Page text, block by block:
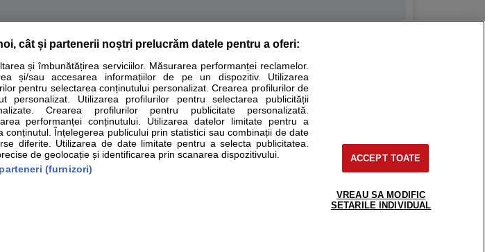
sfatulmedicului.ro au scop informativ si educational. Ele nu pot substitui consultul medical direct si
informatia primita pe sfatulmedicului.ro sa consultati fie medicul Dvs., fie unul dintre medicii pe care
Parteneri
Inscriere clinica
Pentru pacient
support@sfatulmedicului.ro
0374 109 268
cât și partenerii noștri prelucrăm datele pentru a oferi:
și îmbunătățirea serviciilor. Măsurarea performanței reclamelor.
și/sau accesarea informațiilor de pe un dispozitiv. Utilizarea
pentru selectarea conținutului personalizat. Crearea profilurilor de
personalizat. Utilizarea profilurilor pentru selectarea publicității
Crearea profilurilor pentru publicitate personalizată.
performanței conținutului. Utilizarea datelor limitate pentru a
conținutul. Înțelegerea publicului prin statistici sau combinații de date
diferite. Utilizarea de date limitate pentru a selecta publicitatea.
de geolocație și identificarea prin scanarea dispozitivului.
(furnizori)
ACCEPT TOATE
VREAU SA MODIFIC
SETARILE INDIVIDUAL